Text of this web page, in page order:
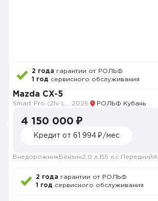
2 года гарантии от РОЛЬФ
1 год сервисного обслуживания
Mazda CX-5
2026 РОЛЬФ Кубань
4 150 000 ₽
Кредит от 61 994 ₽/мес
Внедорожник Бензин2.0 л. 155 л.с. Передний
2 года гарантии от РОЛЬФ
1 год сервисного обслуживания